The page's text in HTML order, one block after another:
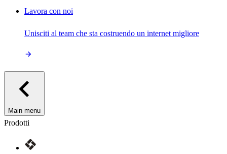
Lavora con noi
Unisciti al team che sta costruendo un internet migliore
Main menu
Prodotti